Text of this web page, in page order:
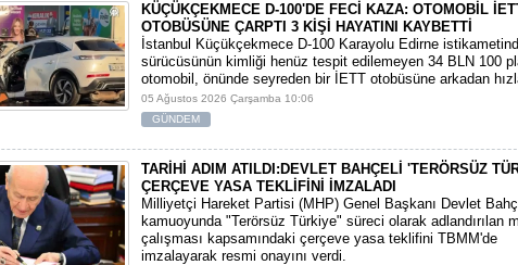
KÜÇÜKÇEKMECE D-100'DE FECİ KAZA: OTOMOBİL
OTOBÜSÜNE ÇARPTI 3 KİŞİ HAYATINI KAYBETTİ
​İstanbul Küçükçekmece D-100 Karayolu Edirne
sürücüsünün kimliği henüz tespit edilemeyen 34 BLN 100
otomobil, önünde seyreden bir İETT otobüsüne arkadan
05 Ağustos 2026 Çarşamba 10:06
GÜNDEM
TARİHİ ADIM ATILDI:DEVLET BAHÇELİ 'TERÖRSÜZ
ÇERÇEVE YASA TEKLİFİNİ İMZALADI
​Milliyetçi Hareket Partisi (MHP) Genel Başkanı Devlet
kamuoyunda "Terörsüz Türkiye" süreci olarak adlandırılan
çalışması kapsamındaki çerçeve yasa teklifini TBMM'de
imzalayarak resmi onayını verdi.